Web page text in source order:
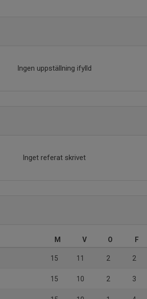
Ingen uppställning ifylld
Inget referat skrivet
M V O F
15 11 2 2
15 10 2 3